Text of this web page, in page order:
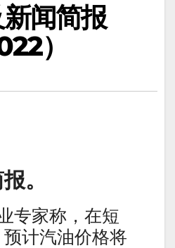
闻简报
）
。
专家称，在短
计汽油价格将